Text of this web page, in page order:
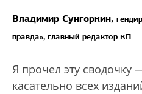
Владимир Сунгоркин,
правда», главный редактор КП
Я прочел эту сводочку
касательно всех